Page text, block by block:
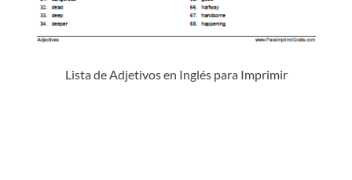
Lista de Adjetivos en Inglés para Imprimir